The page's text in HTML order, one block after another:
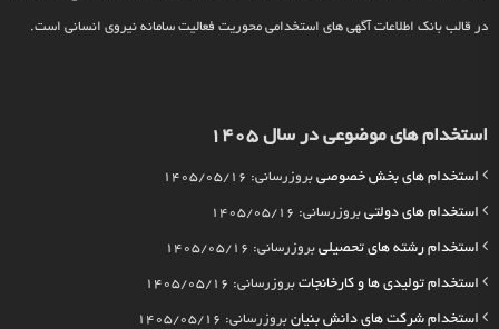
در قالب بانک اطلاعات آگهی های استخدامی محوریت فعالیت سامانه نیروی انسانی است.
استخدام های موضوعی در سال 1405
استخدام های بخش خصوصی بروزرسانی: 1405/05/16
استخدام های دولتی بروزرسانی: 1405/05/16
استخدام رشته های تحصیلی بروزرسانی: 1405/05/16
استخدام تولیدی ها و کارخانجات بروزرسانی: 1405/05/16
استخدام شرکت های دانش بنیان بروزرسانی: 1405/05/16